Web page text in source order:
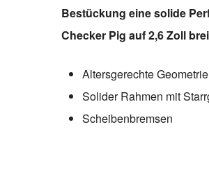
Bestückung eine solide
Checker Pig auf 2,6 Zoll
Altersgerechte
Solider Rahmen mit
Scheibenbremsen